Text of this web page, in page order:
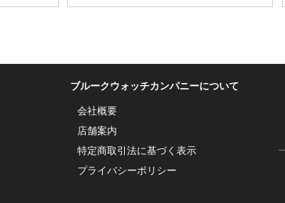
ブルークウォッチカンパニーについて
会社概要
店舗案内
特定商取引法に基づく表示
プライバシーポリシー